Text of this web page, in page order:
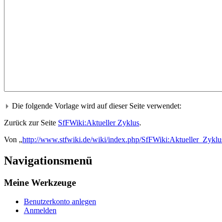
Die folgende Vorlage wird auf dieser Seite verwendet:
Zurück zur Seite SfFWiki:Aktueller Zyklus.
Von „http://www.stfwiki.de/wiki/index.php/
Navigationsmenü
Meine Werkzeuge
Benutzerkonto anlegen
Anmelden